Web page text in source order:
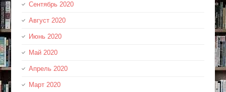
Сентябрь 2020
Август 2020
Июнь 2020
Май 2020
Апрель 2020
Март 2020